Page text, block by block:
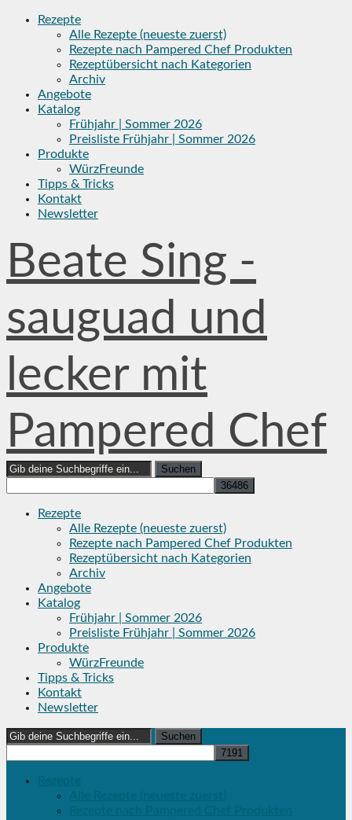
Skip
Rezepte
Alle Rezepte (neueste zuerst)
Rezepte nach Pampered Chef Produkten
Rezeptübersicht nach Kategorien
Archiv
Angebote
Katalog
Frühjahr | Sommer 2026
Preisliste Frühjahr | Sommer 2026
Produkte
WürzFreunde
Tipps & Tricks
Kontakt
Newsletter
Beate Sing -
sauguad und
lecker mit
Pampered Chef
Search
for:
Rezepte
Alle Rezepte (neueste zuerst)
Rezepte nach Pampered Chef Produkten
Rezeptübersicht nach Kategorien
Archiv
Angebote
Katalog
Frühjahr | Sommer 2026
Preisliste Frühjahr | Sommer 2026
Produkte
WürzFreunde
Tipps & Tricks
Kontakt
Newsletter
Search
for: